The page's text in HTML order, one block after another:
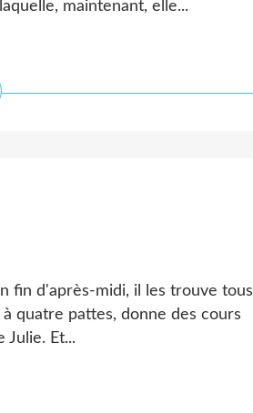
maintenant, elle...
fin d'après-midi, il les trouve tous
quatre pattes, donne des cours
Julie. Et...